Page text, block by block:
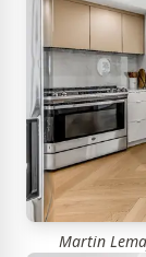
Martin